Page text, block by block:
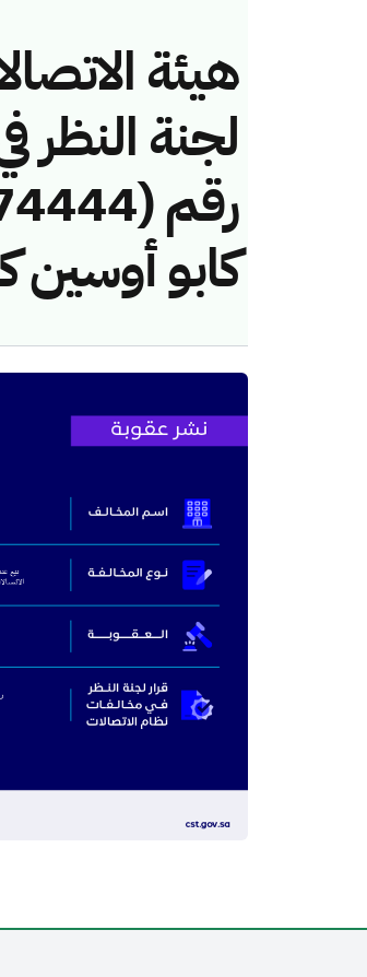
هيئة
لجنة النظر
كابو أوسين